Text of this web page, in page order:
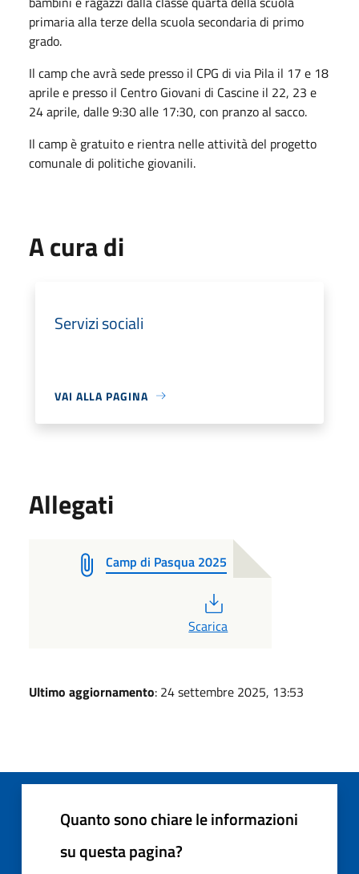
primaria alla terze della scuola secondaria di primo
grado.
Il camp che avrà sede presso il CPG di via Pila il 17 e 18
aprile e presso il Centro Giovani di Cascine il 22, 23 e
24 aprile, dalle 9:30 alle 17:30, con pranzo al sacco.
Il camp è gratuito e rientra nelle attività del progetto
comunale di politiche giovanili.
A cura di
Servizi sociali
VAI ALLA PAGINA
Allegati
Camp di Pasqua 2025
Scarica
Ultimo aggiornamento: 24 settembre 2025, 13:53
Quanto sono chiare le informazioni
su questa pagina?